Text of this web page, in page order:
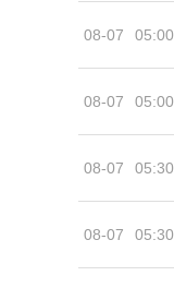
08-07 05:00
08-07 05:00
08-07 05:30
08-07 05:30